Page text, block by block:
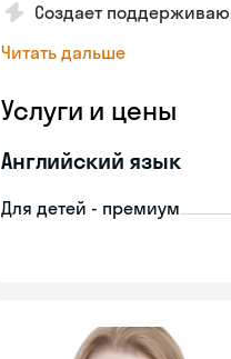
Создает
Читать дальше
Услуги и цены
Английский язык
Для детей - премиум